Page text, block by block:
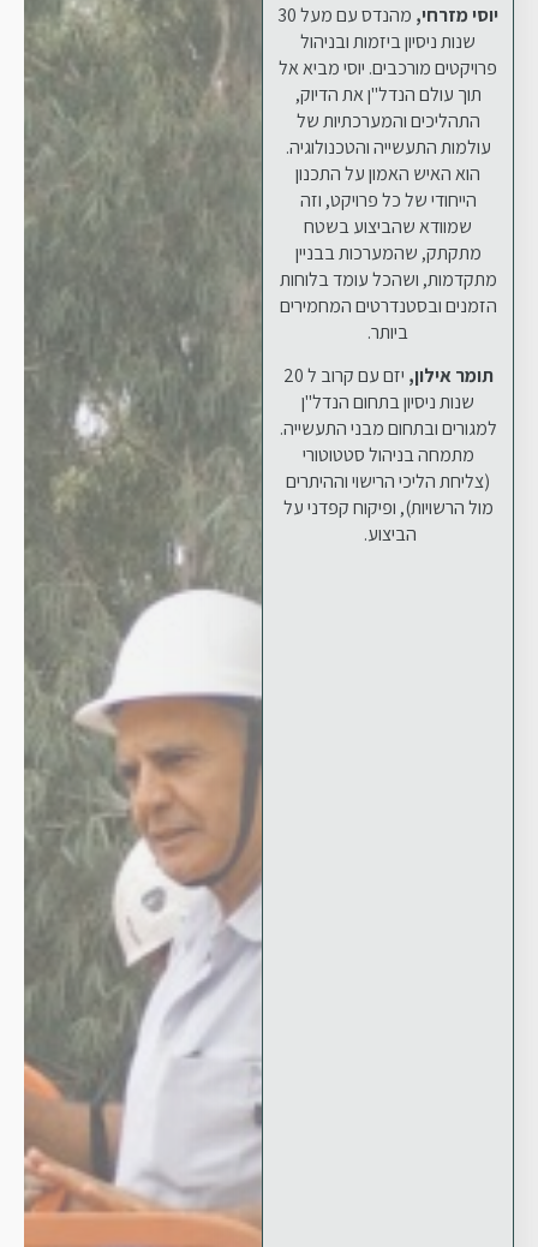
יוסי מזרחי,
מהנדס עם מעל 30
שנות ניסיון ביזמות ובניהול
פרויקטים מורכבים. יוסי מביא אל
תוך עולם הנדל"ן את הדיוק,
התהליכים והמערכתיות של
עולמות התעשייה והטכנולוגיה.
הוא האיש האמון על התכנון
הייחודי של כל פרויקט, וזה
שמוודא שהביצוע בשטח
מתקתק, שהמערכות בבניין
מתקדמות, ושהכל עומד בלוחות
הזמנים ובסטנדרטים המחמירים
ביותר.
תומר אילון,
יזם עם קרוב ל 20
שנות ניסיון בתחום הנדל"ן
למגורים ובתחום מבני התעשייה.
מתמחה בניהול סטטוטורי
(צליחת הליכי הרישוי וההיתרים
מול הרשויות), ופיקוח קפדני על
הביצוע.